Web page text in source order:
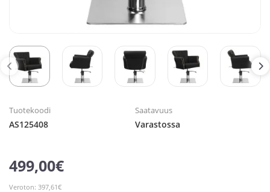
Tuotekoodi
AS125408
Saatavuus
Varastossa
499,00€
Veroton: 397,61€